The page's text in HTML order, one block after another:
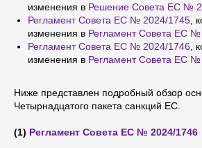
изменения в Решение Совета ЕС №
Регламент Совета ЕС № 2024/1745 ,
изменения в Регламент Совета ЕС
Регламент Совета ЕС № 2024/1746 ,
изменения в Регламент Совета ЕС
Ниже представлен подробный обзор
Четырнадцатого пакета санкций ЕС.
(1) Регламент Совета ЕС № 2024/1746